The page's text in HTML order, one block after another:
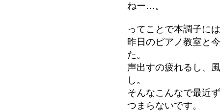
ねー…。
ってことで本調子に
昨日のピアノ教室と
た。
声出すの疲れるし、
し。
そんなこんなで最近
つまらないです。